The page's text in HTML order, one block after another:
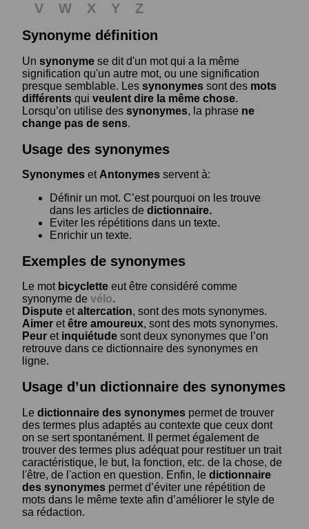
V W X Y
Z
Synonyme définition
Un synonyme se dit d'un mot qui a la même
signification qu'un autre mot, ou une signification
presque semblable. Les synonymes sont des mots
différents qui veulent dire la même chose.
Lorsqu’on utilise des synonymes, la phrase ne
change pas de sens.
Usage des synonymes
Synonymes et Antonymes servent à:
Définir un mot. C’est pourquoi on les trouve
dans les articles de dictionnaire.
Eviter les répétitions dans un texte.
Enrichir un texte.
Exemples de synonymes
Le mot bicyclette eut être considéré comme
synonyme de vélo.
Dispute etaltercation, sont des mots synonymes.
Aimer etêtre amoureux, sont des mots synonymes.
Peur et inquiétude sont deux synonymes que l’on
retrouve dans ce dictionnaire des synonymes en
ligne.
Usage d’un dictionnaire des synonymes
Le dictionnaire des synonymes permet de trouver
des termes plus adaptés au contexte que ceux dont
on se sert spontanément. Il permet également de
trouver des termes plus adéquat pour restituer un trait
caractéristique, le but, la fonction, etc. de la chose, de
l'être, de l'action en question. Enfin, le dictionnaire
des synonymes permet d’éviter une répétition de
mots dans le même texte afin d’améliorer le style de
sa rédaction.